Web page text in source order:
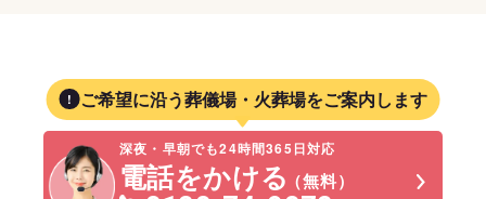
ご希望に沿う葬儀場・火葬場をご案内します
深夜・早朝でも24時間365日対応
電話をかける（無料）